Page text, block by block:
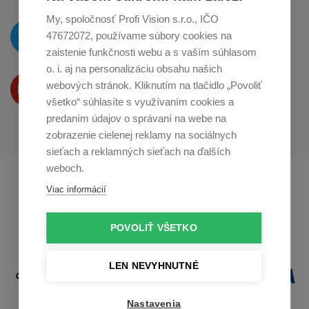
O novinkách píšeme
naTwitteri
Produkty Vám predstavujeme
na Youtube
Profikuchař.cz
My, spoločnosť Profi Vision s.r.o., IČO
47672072, používame súbory cookies na
zaistenie funkčnosti webu a s vaším súhlasom
o. i. aj na personalizáciu obsahu našich
webových stránok. Kliknutím na tlačidlo „Povoliť
všetko“ súhlasíte s využívaním cookies a
predaním údajov o správaní na webe na
zobrazenie cielenej reklamy na sociálnych
sieťach a reklamných sieťach na ďalších
weboch.
Viac informácií
POVOLIŤ VŠETKO
LEN NEVYHNUTNÉ
Nastavenia